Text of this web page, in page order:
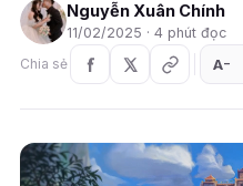
Nguyễn Xuân Chính
11/02/2025 · 4 phút đọc
Chia sẻ
A−